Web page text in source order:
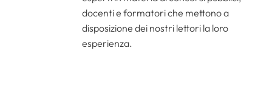
docenti e formatori che mettono a
disposizione dei nostri lettori la loro
esperienza.